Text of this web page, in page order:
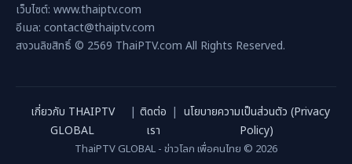
เว็บไซต์: www.thaiptv.com
อีเมล: contact@thaiptv.com
สงวนลิขสิทธิ์ © 2569 ThaiPTV.com All Rights Reserved.
เกี่ยวกับ THAIPTV
GLOBAL
| ติดต่อ
เรา
| นโยบายความเป็นส่วนตัว (Privacy
Policy)
ThaiPTV GLOBAL - ข่าวโลก เพื่อคนไทย © 2026